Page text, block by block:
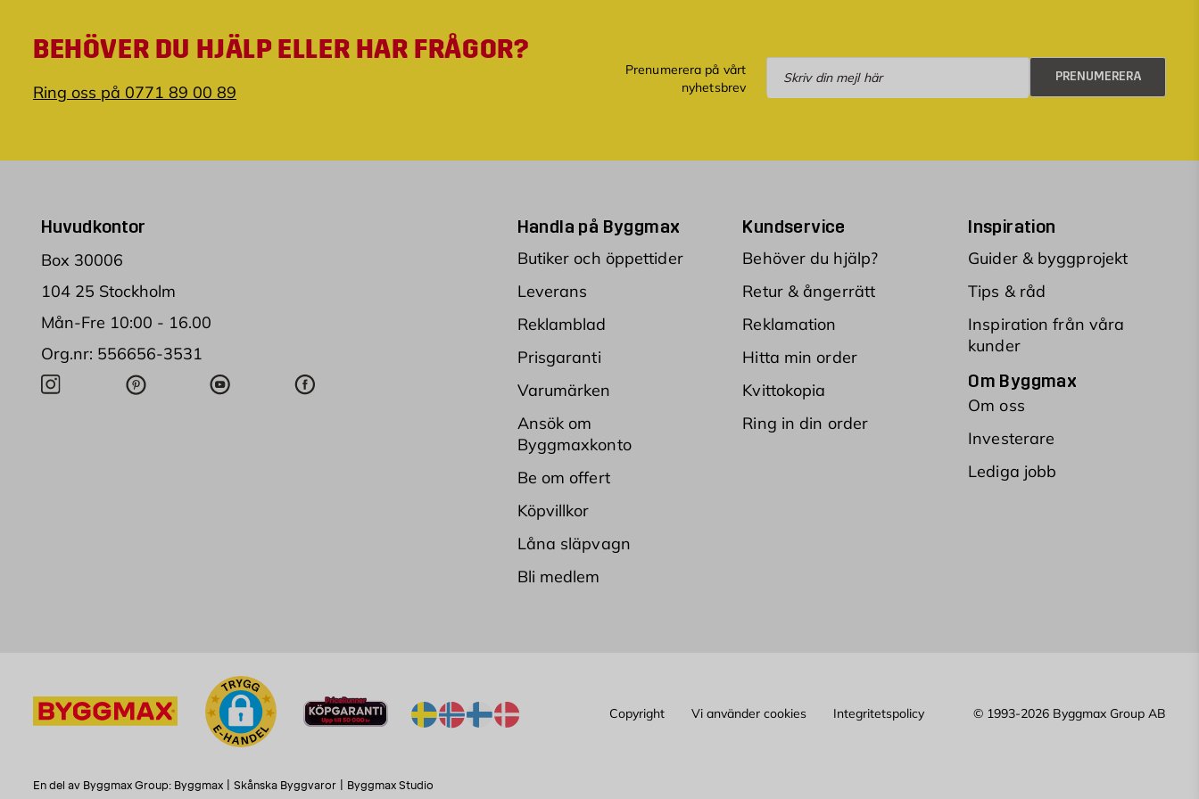
BEHÖVER DU HJÄLP ELLER HAR FRÅGOR?
Ring oss på 0771 89 00 89
Prenumerera på vårt
nyhetsbrev
Prenumerera
PRENUMERERA
Huvudkontor
Box 30006
104 25 Stockholm
Mån-Fre 10:00 - 16.00
Org.nr: 556656-3531
Handla på Byggmax
Butiker och öppettider
Leverans
Reklamblad
Prisgaranti
Varumärken
Ansök om
Byggmaxkonto
Be om offert
Köpvillkor
Låna släpvagn
Bli medlem
Kundservice
Behöver du hjälp?
Retur & ångerrätt
Reklamation
Hitta min order
Kvittokopia
Ring in din order
Inspiration
Guider & byggprojekt
Tips & råd
Inspiration från våra
kunder
Om Byggmax
Om oss
Investerare
Lediga jobb
Copyright Vi använder cookies Integritetspolicy © 1993-2026 Byggmax Group AB
En del av Byggmax Group: Byggmax Skånska Byggvaror Byggmax Studio